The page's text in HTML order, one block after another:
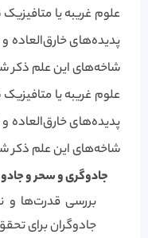
علوم غریبه یا
پدیده‌های خارق‌العاده و
شاخه‌های این علم ذکر
علوم غریبه یا
پدیده‌های خارق‌العاده و
شاخه‌های این علم ذکر
جادوگری و سحر و
بررسی قدرت‌ها و
جادوگران برای